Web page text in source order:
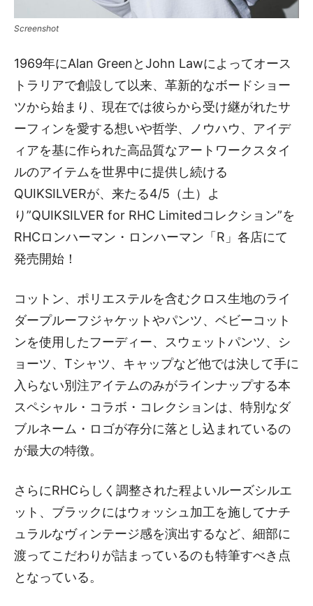
Screenshot
1969年にAlan GreenとJohn Lawによってオース
トラリアで創設して以来、革新的なボードショー
ツから始まり、現在では彼らから受け継がれたサ
ーフィンを愛する想いや哲学、ノウハウ、アイデ
ィアを基に作られた高品質なアートワークスタイ
ルのアイテムを世界中に提供し続ける
QUIKSILVERが、来たる4/5（土）よ
り”QUIKSILVER for RHC Limitedコレクション”を
RHCロンハーマン・ロンハーマン「R」各店にて
発売開始！
コットン、ポリエステルを含むクロス生地のライ
ダープルーフジャケットやパンツ、ベビーコット
ンを使用したフーディー、スウェットパンツ、シ
ョーツ、Tシャツ、キャップなど他では決して手に
入らない別注アイテムのみがラインナップする本
スペシャル・コラボ・コレクションは、特別なダ
ブルネーム・ロゴが存分に落とし込まれているの
が最大の特徴。
さらにRHCらしく調整された程よいルーズシルエ
ット、ブラックにはウォッシュ加工を施してナチ
ュラルなヴィンテージ感を演出するなど、細部に
渡ってこだわりが詰まっているのも特筆すべき点
となっている。